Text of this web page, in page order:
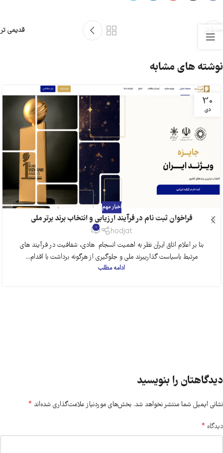
قدیمی تر
نوشته های مشابه
30
دی
اخبار مهم
فراخوان ثبت نام در فرآیند ارزیابی و انتخاب برند برتر ملی
hodjat
0
بنا بر اعلام اتاق ایران نظر به اهمیت انسجام هادی، شفافیت در فرآیند های
مرتبط باسیاست گذاریبرند ملی و جلوگیری از هرگونه برداشت با اقدام...
ادامه مطلب
دیدگاهتان را بنویسید
نشانی ایمیل شما منتشر نخواهد شد. بخش‌های موردنیاز علامت‌گذاری شده‌اند *
دیدگاه *